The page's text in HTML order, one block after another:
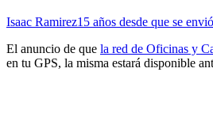
Isaac Ramirez15 años desde que se envió
El anuncio de que la red de Oficinas y
en tu GPS, la misma estará disponible